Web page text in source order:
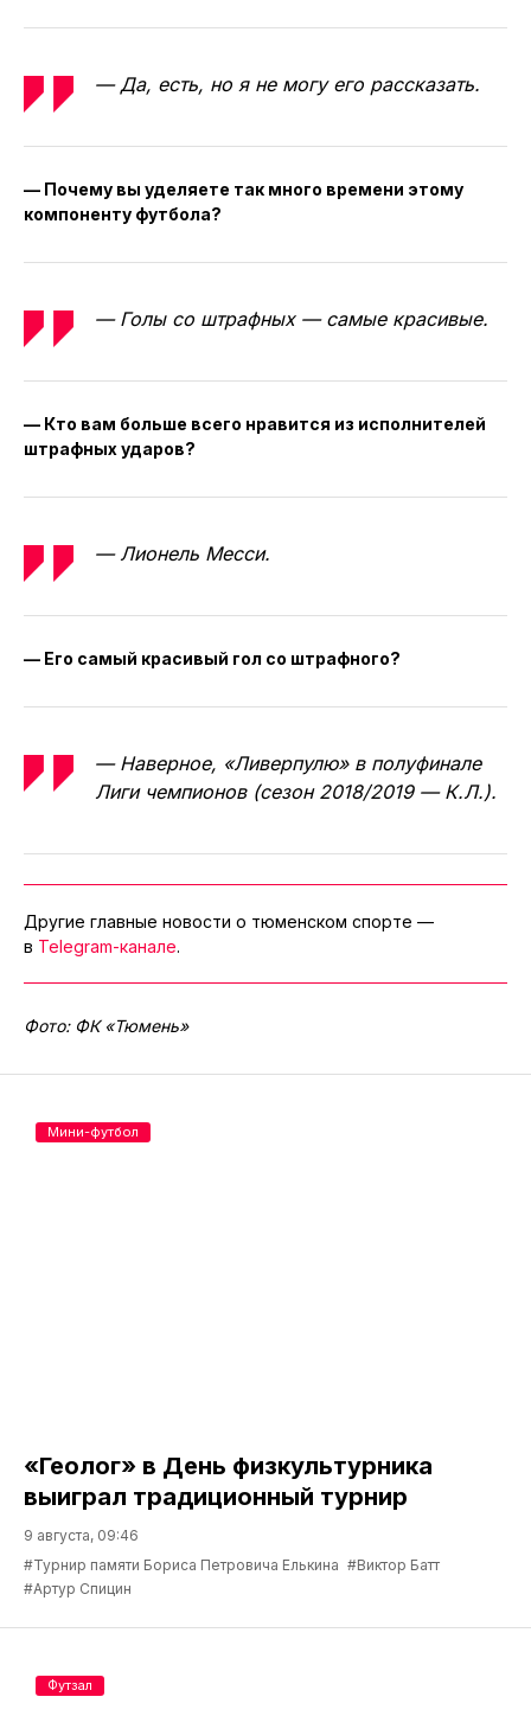
— Да, есть, но я не могу его рассказать.
— Почему вы уделяете так много времени этому
компоненту футбола?
— Голы со штрафных — самые красивые.
— Кто вам больше всего нравится из исполнителей
штрафных ударов?
— Лионель Месси.
— Его самый красивый гол со штрафного?
— Наверное, «Ливерпулю» в полуфинале
Лиги чемпионов (сезон 2018/2019 — К.Л.).
Другие главные новости о тюменском спорте —
в Telegram-канале.
Фото: ФК «Тюмень»
«Геолог» в День физкультурника
выиграл традиционный турнир
9 августа, 09:46
#Турнир памяти Бориса Петровича Елькина #Виктор Батт
#Артур Спицин
Мини-футбол
Футзал